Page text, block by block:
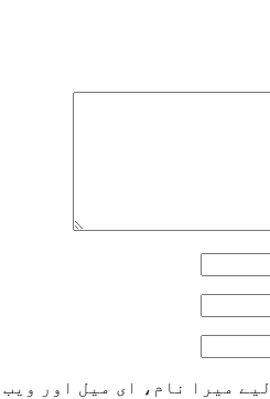
میرا نام، ای میل اور ویب